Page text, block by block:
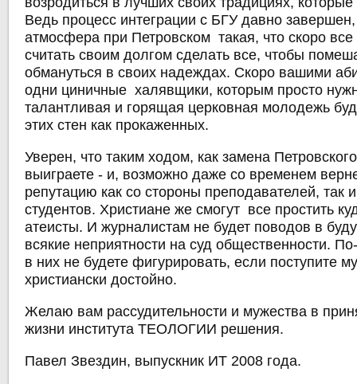
Ведь процесс интеграции с БГУ давно
атмосфера при Петровском такая, что скоро все
считать своим долгом сделать все, чтобы
обмануться в своих надеждах. Скоро вашими
одни циничные халявщики, которым просто
талантливая и горящая церковная молодежь
этих стен как прокаженных.
Уверен, что таким ходом, как замена
выиграете - и, возможно даже со временем
репутацию как со стороны преподавателей, так
студентов. Христиане же смогут все простить
атеисты. И журналистам не будет поводов в
всякие неприятности на суд общественности.
в них не будете фигурировать, если поступите
христиански достойно.
Желаю вам рассудительности и мужества в
жизни института ТЕОЛОГИИ решения.
Павел Звездин, выпускник ИТ 2008 года.